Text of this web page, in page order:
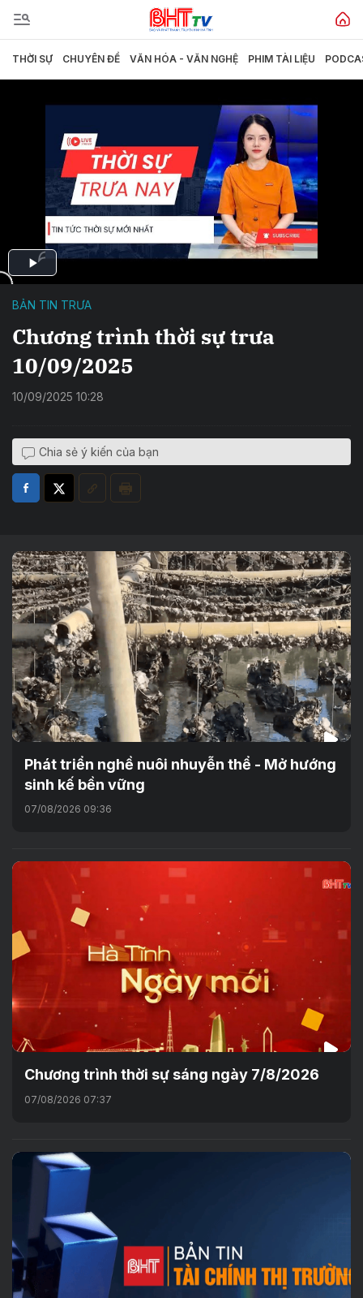
THỜI SỰ CHUYÊN ĐỀ VĂN HÓA - VĂN NGHỆ PHIM TÀI LIỆU
BẢN TIN TRƯA
Chương trình thời sự trưa
10/09/2025
10/09/2025 10:28
Chia sẻ ý kiến của bạn
Phát triển nghề nuôi nhuyễn thể - Mở hướng
sinh kế bền vững
07/08/2026 09:36
Chương trình thời sự sáng ngày 7/8/2026
07/08/2026 07:37